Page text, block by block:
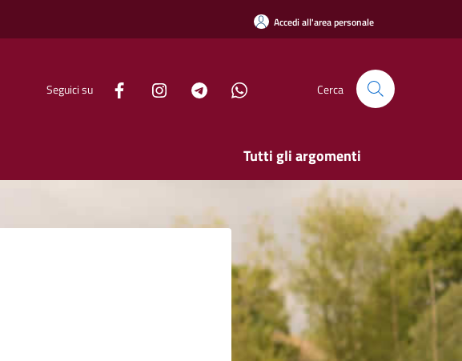
Accedi all'area personale
Seguici su Cerca
Tutti gli argomenti